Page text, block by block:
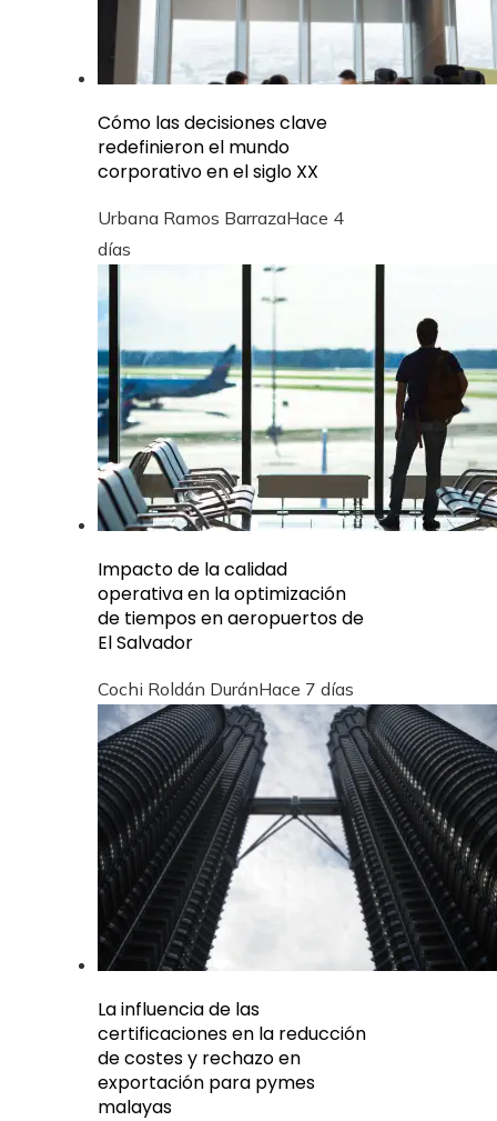
Cómo las decisiones clave
redefinieron el mundo
corporativo en el siglo XX
Urbana Ramos BarrazaHace 4
días
Impacto de la calidad
operativa en la optimización
de tiempos en aeropuertos de
El Salvador
Cochi Roldán DuránHace 7 días
La influencia de las
certificaciones en la reducción
de costes y rechazo en
exportación para pymes
malayas